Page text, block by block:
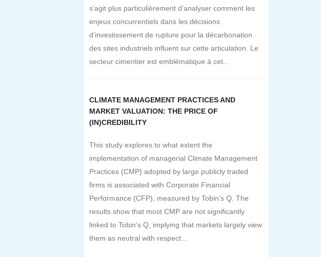
s’agit plus particulièrement d’analyser comment les
enjeux concurrentiels dans les décisions
d’investissement de rupture pour la décarbonation
des sites industriels influent sur cette articulation. Le
secteur cimentier est emblématique à cet...
CLIMATE MANAGEMENT PRACTICES AND
MARKET VALUATION: THE PRICE OF
(IN)CREDIBILITY
This study explores to what extent the
implementation of managerial Climate Management
Practices (CMP) adopted by large publicly traded
firms is associated with Corporate Financial
Performance (CFP), measured by Tobin’s Q. The
results show that most CMP are not significantly
linked to Tobin’s Q, implying that markets largely view
them as neutral with respect...